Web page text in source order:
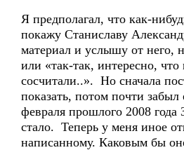
Я предполагал, что как-
покажу Станиславу
материал и услышу от него,
или «так-так, интересно, что
сосчитали..». Но сначала
показать, потом почти забыл
февраля прошлого 2008 года
стало. Теперь у меня иное
написанному. Каковым бы